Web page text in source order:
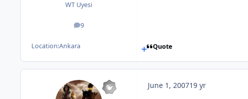
WT Uyesi
9
posts
Location:Ankara Quote
June 1, 200719 yr